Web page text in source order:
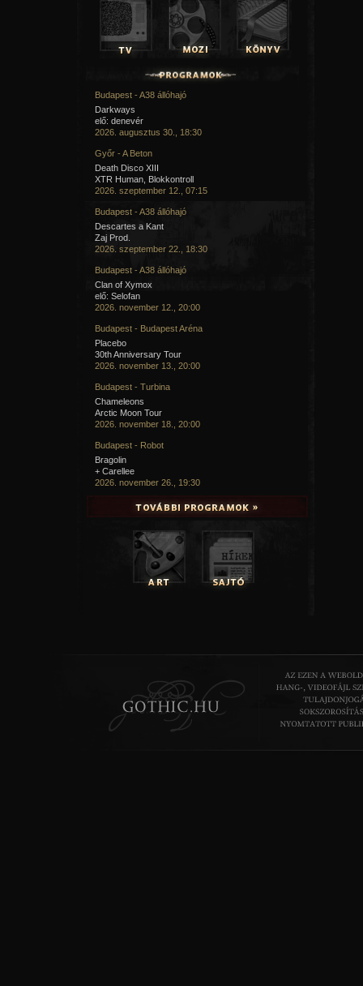
Budapest - A38 állóhajó
Darkways
elő: denevér
2026. augusztus 30., 18:30
Győr - A Beton
Death Disco XIII
XTR Human, Blokkontroll
2026. szeptember 12., 07:15
Budapest - A38 állóhajó
Descartes a Kant
Zaj Prod.
2026. szeptember 22., 18:30
Budapest - A38 állóhajó
Clan of Xymox
elő: Selofan
2026. november 12., 20:00
Budapest - Budapest Aréna
Placebo
30th Anniversary Tour
2026. november 13., 20:00
Budapest - Turbina
Chameleons
Arctic Moon Tour
2026. november 18., 20:00
Budapest - Robot
Bragolin
+ Carellee
2026. november 26., 19:30